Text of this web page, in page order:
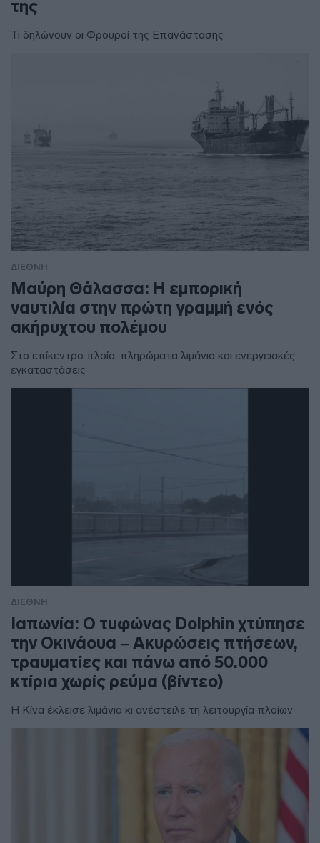
της
Τι δηλώνουν οι Φρουροί της Επανάστασης
ΔΙΕΘΝΗ
Μαύρη Θάλασσα: Η εμπορική
ναυτιλία στην πρώτη γραμμή ενός
ακήρυχτου πολέμου
Στο επίκεντρο πλοία, πληρώματα λιμάνια και ενεργειακές
εγκαταστάσεις
ΔΙΕΘΝΗ
Ιαπωνία: Ο τυφώνας Dolphin χτύπησε
την Οκινάουα – Ακυρώσεις πτήσεων,
τραυματίες και πάνω από 50.000
κτίρια χωρίς ρεύμα (βίντεο)
Η Κίνα έκλεισε λιμάνια κι ανέστειλε τη λειτουργία πλοίων